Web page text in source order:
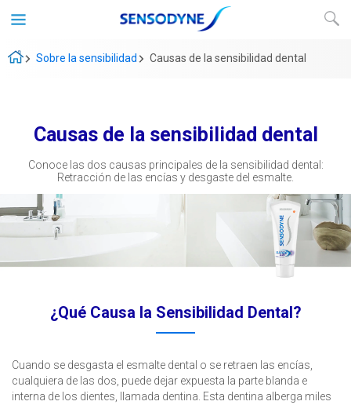
Sobre la sensibilidad Causas de la sensibilidad dental
Causas de la sensibilidad dental
Conoce las dos causas principales de la sensibilidad dental:
Retracción de las encías y desgaste del esmalte.
¿Qué Causa la Sensibilidad Dental?
Cuando se desgasta el esmalte dental o se retraen las encías,
cualquiera de las dos, puede dejar expuesta la parte blanda e
interna de los dientes, llamada dentina. Esta dentina alberga miles